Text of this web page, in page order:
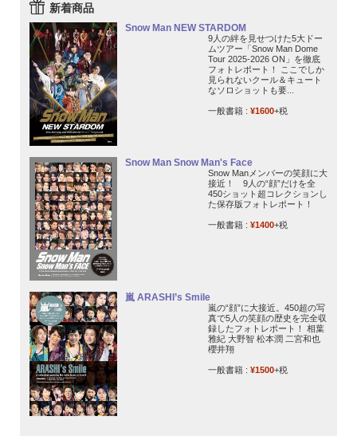
新着商品
Snow Man NEW STARDOM
9人の絆を見せつけた5大ドー
ムツアー「Snow Man Dome
Tour 2025-2026 ON」を徹底
フォトレポート！ ここでしか
見られないクール＆キュート
なソロショットも要...
一般書籍 : ¥1600+税
Snow Man Snow Man's Face
Snow Manメンバーの笑顔に大
接近！ 9人の“顔”だけを全
450ショット超コレクションし
た保存版フォトレポート！
一般書籍 : ¥1400+税
嵐 ARASHI’s Smile
嵐の“顔”に大接近。450超の写
真で5人の笑顔の歴史を完全収
録したフォトレポート！ 相葉
雅紀 大野智 松本潤 二宮和也
櫻井翔
一般書籍 : ¥1500+税